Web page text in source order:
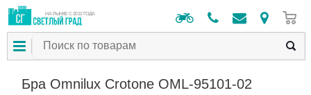
НА РЫНКЕ С 2012 ГОДА
Бра Omnilux Crotone OML-95101-02